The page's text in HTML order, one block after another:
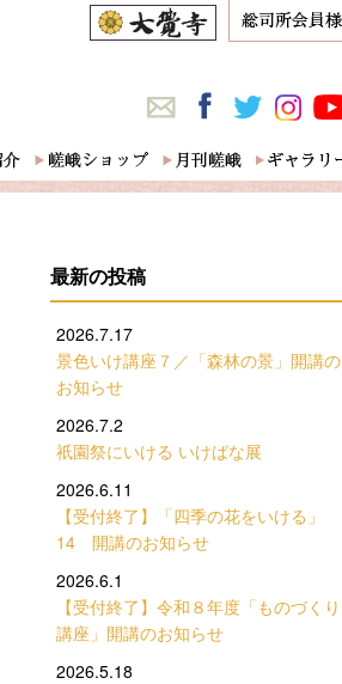
最新の投稿
2026.7.17
景色いけ講座７／「森林の景」開講の
お知らせ
2026.7.2
祇園祭にいける いけばな展
2026.6.11
【受付終了】「四季の花をいける」
14 開講のお知らせ
2026.6.1
【受付終了】令和８年度「ものづくり
講座」開講のお知らせ
2026.5.18